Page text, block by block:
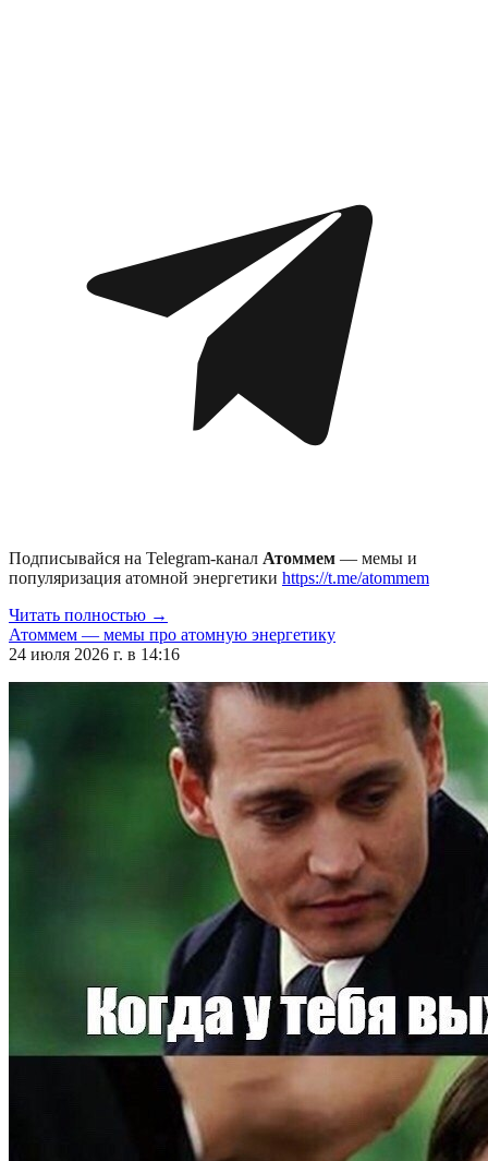
Подписывайся на Telegram-канал Атоммем — мемы и
популяризация атомной энергетики https://t.me/atommem
Читать полностью →
Атоммем — мемы про атомную энергетику
24 июля 2026 г. в 14:16